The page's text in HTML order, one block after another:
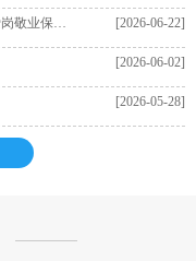
保安公司2名保安员被评为2025年度苏州市“爱岗敬业保安员” [2026-06-22]
[2026-06-02]
[2026-05-28]